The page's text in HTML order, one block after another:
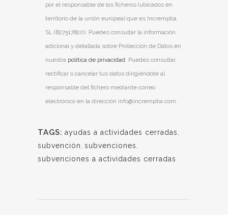
por el responsable de los ficheros (ubicados en
territorio de la unión europea) que es Incremptia
SL (B27517820). Puedes consultar la información
adicional y detallada sobre Protección de Datos en
nuestra política de privacidad. Puedes consultar,
rectificar o cancelar tus datos dirigiéndote al
responsable del fichero mediante correo
electrónico en la dirección info@incremptia.com.
TAGS: ayudas a actividades cerradas
subvención subvenciones
subvenciones a actividades cerradas